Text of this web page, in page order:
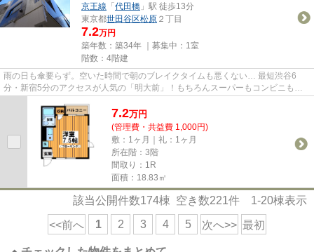
京王線 「代田橋 」駅 徒歩13分
東京都世田谷区松原 ２丁目
7.2万円
築年数：築34年 ｜募集中： 1室
階数：4階建
雨の日も傘要らず。空いた時間で朝のブレイクタイムも悪くない… 最短渋谷6
分・新宿5分のアクセスが人気の「明大前」！もちろんスーパーもコンビニもド
ラッグストアも飲食店も…想像以上...
7.2万円
(管理費・共益費 1,000円)
敷：1ヶ月｜礼：1ヶ月
所在階：3階
間取り：1R
面積：18.83㎡
該当公開件数174棟 空き数221件 1-20棟表示
<<前へ 1 2 3 4 5 次へ>> 最初